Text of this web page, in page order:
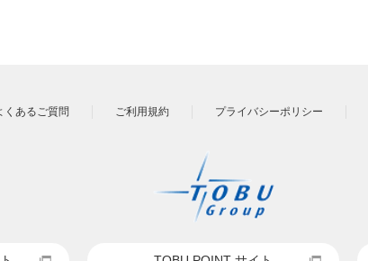
くあるご質問 ご利用規約 プライバシーポリシー